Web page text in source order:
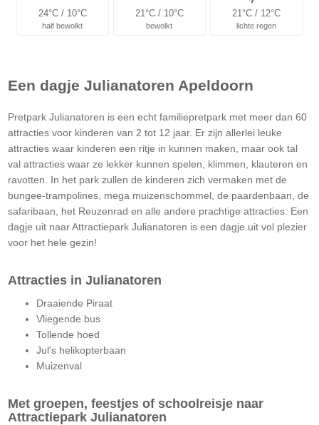
24°C / 10°C
half bewolkt
21°C / 10°C
bewolkt
21°C / 12°C
lichte regen
Een dagje Julianatoren Apeldoorn
Pretpark Julianatoren is een echt familiepretpark met meer dan 60
attracties voor kinderen van 2 tot 12 jaar. Er zijn allerlei leuke
attracties waar kinderen een ritje in kunnen maken, maar ook tal
val attracties waar ze lekker kunnen spelen, klimmen, klauteren en
ravotten. In het park zullen de kinderen zich vermaken met de
bungee-trampolines, mega muizenschommel, de paardenbaan, de
safaribaan, het Reuzenrad en alle andere prachtige attracties. Een
dagje uit naar Attractiepark Julianatoren is een dagje uit vol plezier
voor het hele gezin!
Attracties in Julianatoren
Draaiende Piraat
Vliegende bus
Tollende hoed
Jul's helikopterbaan
Muizenval
Met groepen, feestjes of schoolreisje naar
Attractiepark Julianatoren